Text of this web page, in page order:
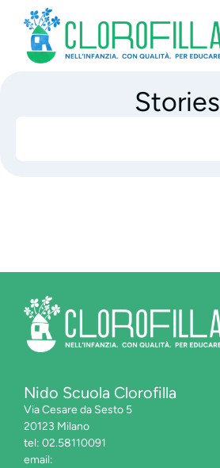
content
Stories
Nido Scuola Clorofilla
Via Cesare da Sesto 5
20123 Milano
tel: 02.58110091
email: